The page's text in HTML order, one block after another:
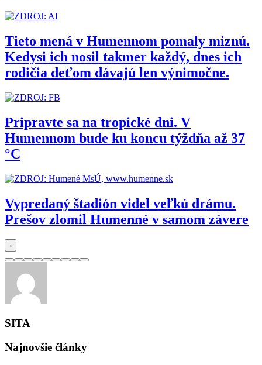
Tieto mená v Humennom pomaly miznú.
Kedysi ich nosil takmer každý, dnes ich
rodičia deťom dávajú len výnimočne.
Pripravte sa na tropické dni. V
Humennom bude ku koncu týždňa až 37
°C
Vypredaný štadión videl veľkú drámu.
Prešov zlomil Humenné v samom závere
›
SITA
Najnovšie články